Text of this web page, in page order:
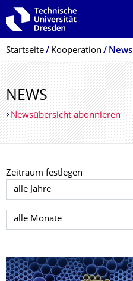
Zur Hauptnavigation springen
Zur Suche springen
Zum Inhalt springen
Breadcrumb-Menü
Startseite Kooperation News
NEWS
Newsübersicht abonnieren
Zeitraum festlegen
Jahr auswählen
Monat auswählen